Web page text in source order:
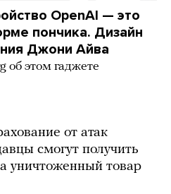
OpenAI — это
пончика. Дизайн
Джони Айва
об этом гаджете
от атак
смогут получить
уничтоженный товар